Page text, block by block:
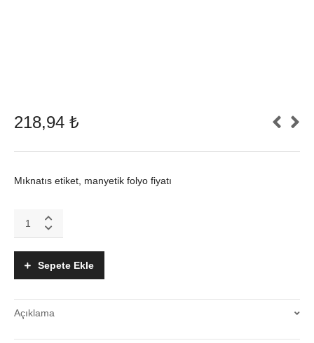
218,94 ₺
Mıknatıs etiket, manyetik folyo fiyatı
Fotoğraf
Çekmek
ürün
Sepete Ekle
Açıklama